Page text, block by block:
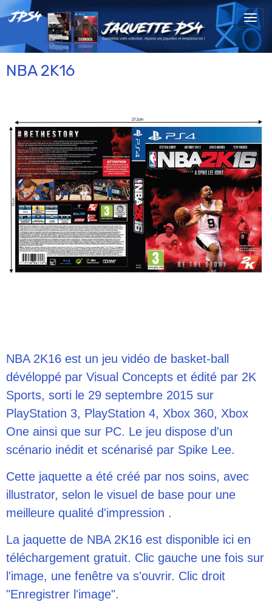
NBA 2K16
NBA 2K16 est un jeu vidéo de basket-ball
dévéloppé par Visual Concepts et édité par 2K
Sports, sorti le 29 septembre 2015 sur
PlayStation 3, PlayStation 4, Xbox 360, Xbox
One ainsi que sur PC. Le jeu dispose d'un
scénario inédit et scénarisé par Spike Lee.
Cette jaquette a été créé par nos soins, avec
illustrator, selon le visuel de base pour une
meilleure qualité d'impression .
La jaquette de NBA 2K16 est disponible ici en
téléchargement gratuit. Clic gauche une fois sur
l'image, une fenêtre va s'ouvrir. Clic droit
"Enregistrer l'image".